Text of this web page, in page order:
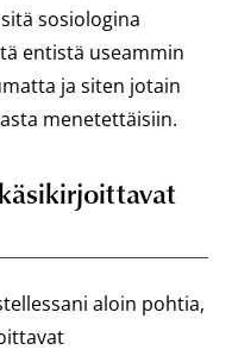
sosiologina
entistä useammin
ja siten jotain
menetettäisiin.
aloin pohtia,